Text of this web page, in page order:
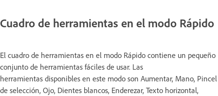
Cuadro de herramientas en el modo Rápido
El cuadro de herramientas en el modo Rápido contiene un pequeño
conjunto de herramientas fáciles de usar. Las
herramientas disponibles en este modo son Aumentar, Mano, Pincel
de selección, Ojo, Dientes blancos, Enderezar, Texto horizontal,